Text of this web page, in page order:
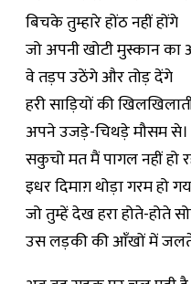
बिचके तुम्हारे होंठ नहीं होंगे
जो अपनी खोटी मुस्कान
वे तड़प उठेंगे और तोड़ देंगे
हरी साड़ियों की
अपने उजड़े-चिथड़े मौसम से।
सकुचो मत मैं पागल नहीं हो
इधर दिमाग़ थोड़ा गरम हो
जो तुम्हें देख हरा होते-होते
उस लड़की की आँखों में जलते